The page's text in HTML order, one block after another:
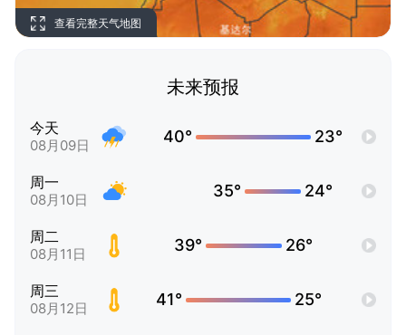
查看完整天气地图
未来预报
今天
08月09日 40° 23°
周一
08月10日 35° 24°
周二
08月11日 39° 26°
周三
08月12日 41° 25°